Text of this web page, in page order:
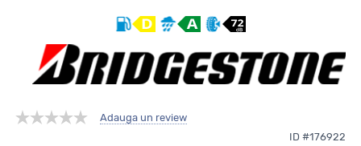
Adauga un review
ID #176922